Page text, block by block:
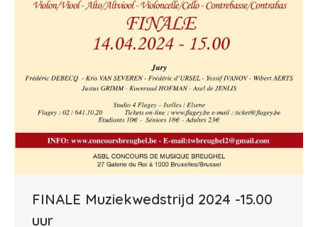
FINALE Muziekwedstrijd 2024 -15.00
uur